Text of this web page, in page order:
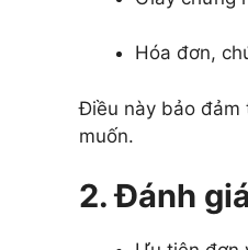
Hóa đơn,
Điều này bảo đảm
muốn.
2. Đánh